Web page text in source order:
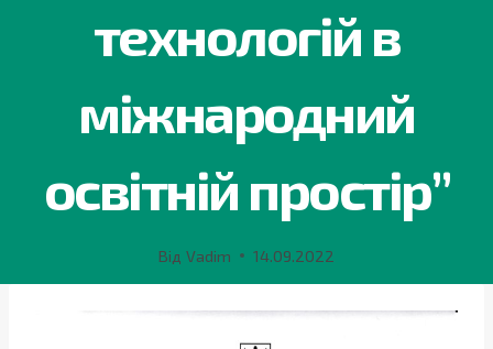
технологiй в
мiжнародний
освiтнiй простiр”
Від Vadim 14.09.2022